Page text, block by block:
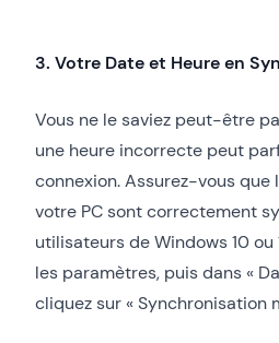
3. Votre Date et Heure en
Vous ne le saviez peut-être
une heure incorrecte peut
connexion. Assurez-vous que
votre PC sont correctement
utilisateurs de Windows 10 ou
les paramètres, puis dans «
cliquez sur « Synchronisation